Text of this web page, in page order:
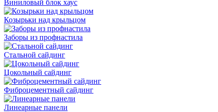
Виниловый блок хаус
Козырьки над крыльцом
Заборы из профнастила
Стальной сайдинг
Цокольный сайдинг
Фиброцементный сайдинг
Линеарные панели